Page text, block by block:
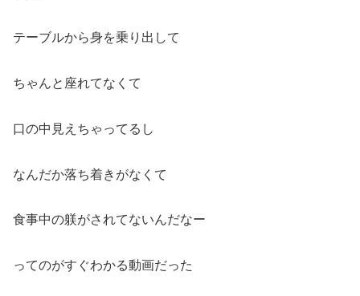
テーブルから身を乗り出して
ちゃんと座れてなくて
口の中見えちゃってるし
なんだか落ち着きがなくて
食事中の躾がされてないんだなー
ってのがすぐわかる動画だった